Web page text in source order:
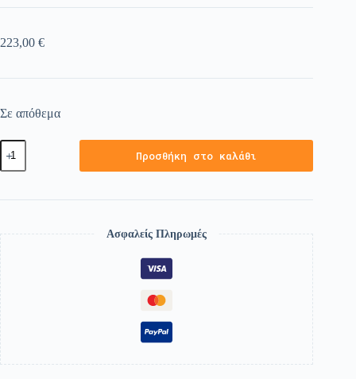
223,00 €
Σε απόθεμα
Προσθήκη στο καλάθι
Ασφαλείς Πληρωμές